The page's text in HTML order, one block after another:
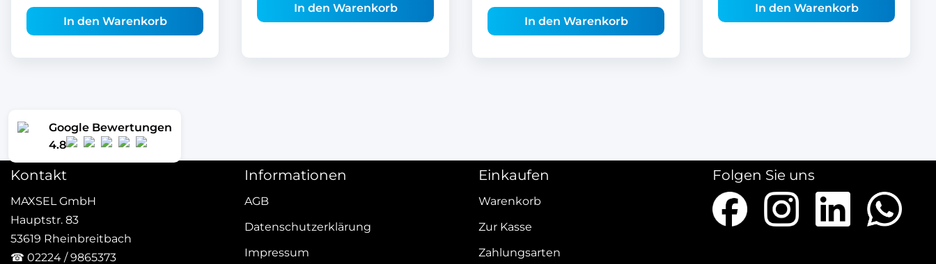
Google Bewertungen
4.8
In den Warenkorb
In den Warenkorb
In den Warenkorb
In den Warenkorb
Kontakt
MAXSEL GmbH
Hauptstr. 83
53619 Rheinbreitbach
☎ 02224 / 9865373
Informationen
AGB
Datenschutzerklärung
Impressum
Einkaufen
Warenkorb
Zur Kasse
Zahlungsarten
Folgen Sie uns